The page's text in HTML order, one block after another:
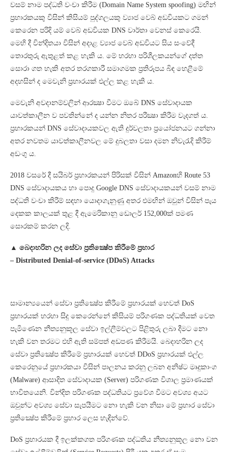
වසම් නාම පද්ධති වංචා කිරීම (Domain Name System spoofing) මඟින්
ප්‍රහාරකයකු විසින් කිසියම් පුද්ගලයකු ව්‍යාජ වෙබ් අඩවියකට ගමන්
කෙරෙන පරිදි යම් වෙබ් අඩවියක DNS වාර්තා වෙනස් කෙරෙයි.
මෙහි දී වින්දිතයා විසින් අදාළ ව්‍යාජ වෙබ් අඩවියට සිය සංවේදී
තොරතුරු ඇතුළත් කළ හැකි ය. මේ හරහා පරිශීලකයන්ගේ දත්ත
සොරා ගත හැකි අතර තරගකාරී සමාගමක ප්‍රතිරූපය බිඳ හෙළීමේ
අදහසින් ද මෙවැනි ප්‍රහාරයක් එල්ල කළ හැකි ය.
මෙවැනි අවදානම්වලින් ආරක්‍ෂා වීමට ඔබේ DNS සේවාදායක
යාවත්කාලීන ව පවතින්නේ ද යන්න නිතර පරීක්‍ෂා කිරීම වැදගත් ය.
ප්‍රහාරකයන් DNS සේවාදායකවල ඇති දුර්වලතා ප්‍රයෝජනයට ගන්නා
අතර නවතම යාවත්කාලීනවල මේ දුබලතා වසා දමන නිවැරැදි කිරීම්
අඩංගු ය.
2018 වසරේ දී සයිබර් ප්‍රහාරකයන් පිරිසක් විසින් Amazonහි Route 53
DNS සේවාදායකය හා පොදු Google DNS සේවාදායකයන් වසම් නාම
පද්ධති වංචා කිරීම් සඳහා යොදාගැනුණු අතර එමඟින් ඔවුන් විසින් පැය
දෙකක කාලයක් තුළ දී ඇමෙරිකානු ඩොලර් 152,000ක් පමණ
සොරකම් කරන ලදි.
▲ බෙදාහරින ලද සේවා ප්‍රතික්‍ෂේප කිරීමේ ප්‍රහාර
– Distributed Denial-of-service (DDoS) Attacks
සාමාන්‍යයෙන් සේවා ප්‍රතික්‍ෂේප කිරීමේ ප්‍රහාරයක් හෙවත් DoS
ප්‍රහාරයක් හරහා සිදු කෙරෙන්නේ කිසියම් පරිගණක පද්ධතියක් වෙත
පැමිණෙන නීත්‍යනුකූල සේවා ඉල්ලීම්වලට පිළිතුරු ලබා දීමට නො
හැකි වන තරමට එහි ඇති සම්පත් අඩපණ කිරීමයි. බෙදාහරින ලද
සේවා ප්‍රතික්‍ෂේප කිරීමේ ප්‍රහාරයක් හෙවත් DDoS ප්‍රහාරයක් එල්ල
කෙරෙනුයේ ප්‍රහාරකයා විසින් පාලනය කරනු ලබන අනිෂ්ට මෘදුකාංග
(Malware) ආසාදිත සේවාදායක (Server) පරිගණක විශාල ප්‍රමාණයක්
භාවිතයෙනි. වින්දිත පරිගණක පද්ධතියට ප්‍රවේශ වීමට අවශ්‍ය අයට
ඔවුන්ට අවශ්‍ය සේවා සැපයීමට නො හැකි වන නිසා මේ ප්‍රහාර සේවා
ප්‍රතික්‍ෂේප කිරීමේ ප්‍රහාර ලෙස හැඳින්වේ.
DoS ප්‍රහාරයක දී ඉලක්කගත පරිගණක පද්ධතිය නීත්‍යනුකූල නො වන